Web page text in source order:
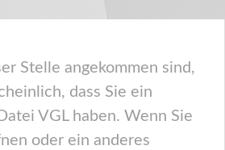
Stelle angekommen sind,
dass Sie ein
VGL haben. Wenn Sie
oder ein anderes